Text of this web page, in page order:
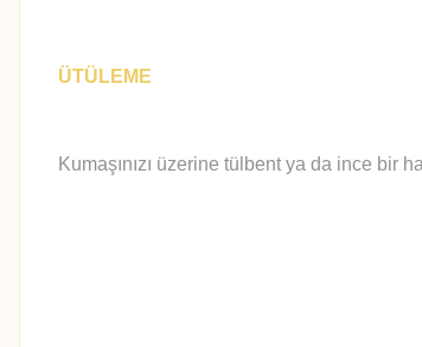
ÜTÜLEME
Kumaşınızı üzerine tülbent ya da ince bir